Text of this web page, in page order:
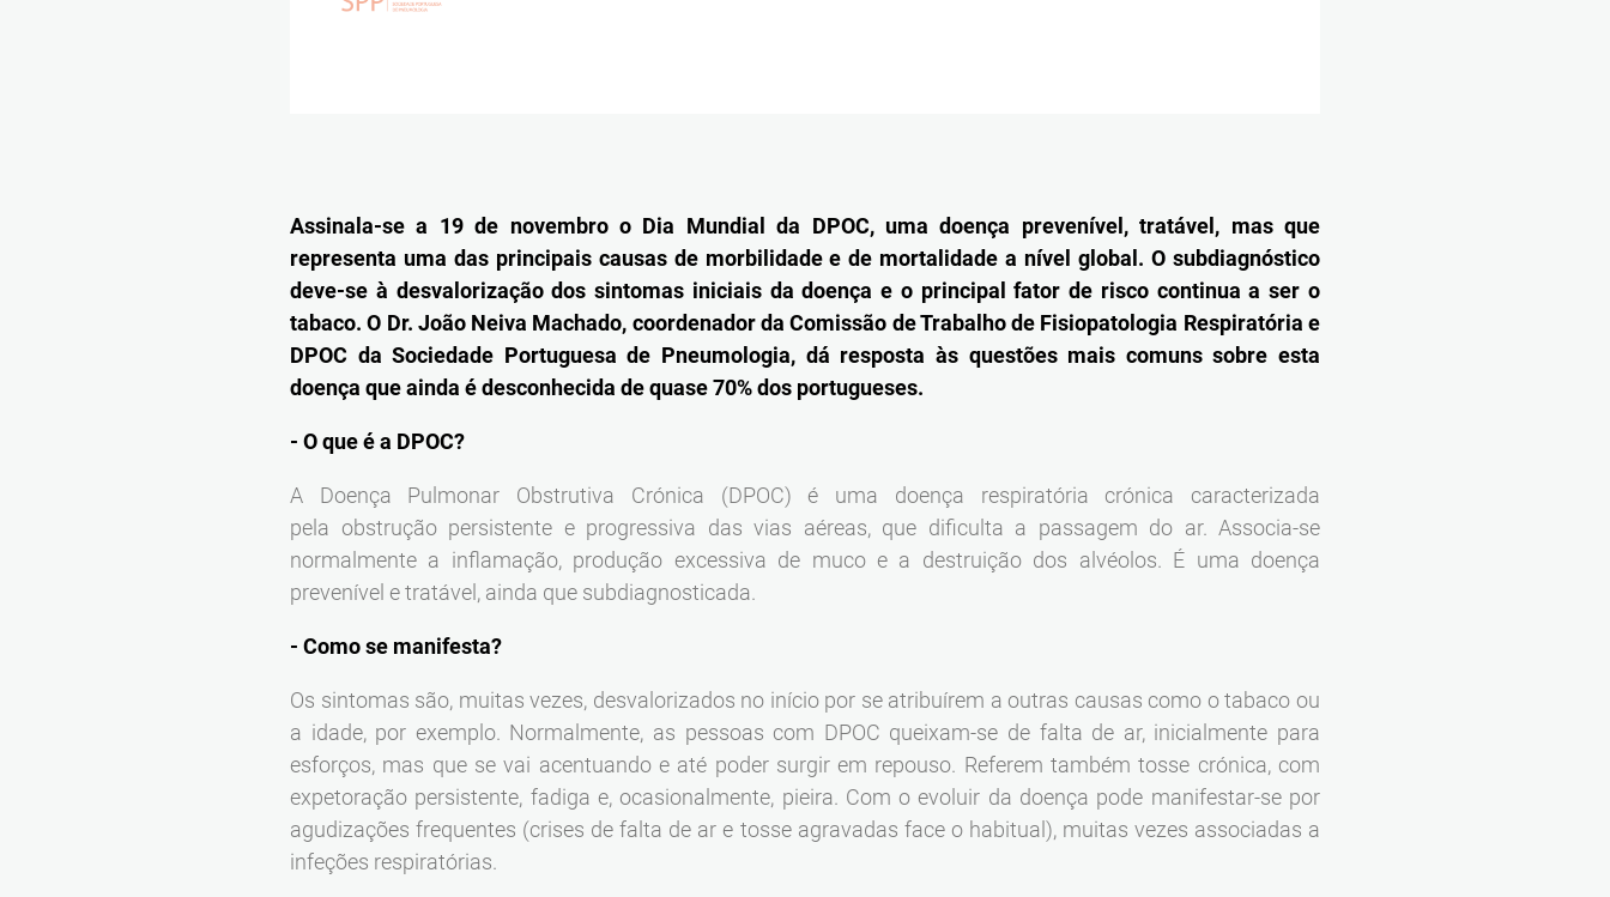
Assinala-se a 19 de novembro o Dia Mundial da DPOC, uma doença prevenível, tratável, mas que
representa uma das principais causas de morbilidade e de mortalidade a nível global. O subdiagnóstico
deve-se à desvalorização dos sintomas iniciais da doença e o principal fator de risco continua a ser o
tabaco. O Dr. João Neiva Machado, coordenador da Comissão de Trabalho de Fisiopatologia Respiratória e
DPOC da Sociedade Portuguesa de Pneumologia, dá resposta às questões mais comuns sobre esta
doença que ainda é desconhecida de quase 70% dos portugueses.
- O que é a DPOC?
A Doença Pulmonar Obstrutiva Crónica (DPOC) é uma doença respiratória crónica caracterizada
pela obstrução persistente e progressiva das vias aéreas, que dificulta a passagem do ar. Associa-se
normalmente a inflamação, produção excessiva de muco e a destruição dos alvéolos. É uma doença
prevenível e tratável, ainda que subdiagnosticada.
- Como se manifesta?
Os sintomas são, muitas vezes, desvalorizados no início por se atribuírem a outras causas como o tabaco ou
a idade, por exemplo. Normalmente, as pessoas com DPOC queixam-se de falta de ar, inicialmente para
esforços, mas que se vai acentuando e até poder surgir em repouso. Referem também tosse crónica, com
expetoração persistente, fadiga e, ocasionalmente, pieira. Com o evoluir da doença pode manifestar-se por
agudizações frequentes (crises de falta de ar e tosse agravadas face o habitual), muitas vezes associadas a
infeções respiratórias.